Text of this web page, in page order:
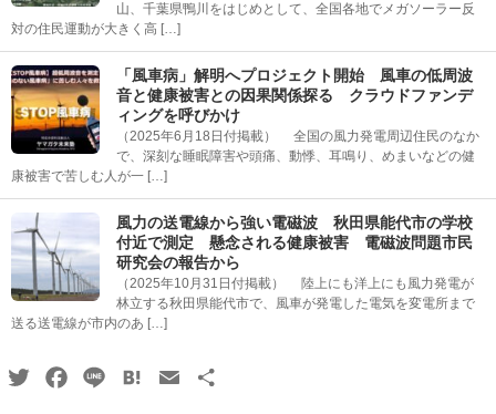
山、千葉県鴨川をはじめとして、全国各地でメガソーラー反
対の住民運動が大きく高 […]
「風車病」解明へプロジェクト開始 風車の低周波
音と健康被害との因果関係探る クラウドファンデ
ィングを呼びかけ
（2025年6月18日付掲載） 全国の風力発電周辺住民のなか
で、深刻な睡眠障害や頭痛、動悸、耳鳴り、めまいなどの健
康被害で苦しむ人が一 […]
風力の送電線から強い電磁波 秋田県能代市の学校
付近で測定 懸念される健康被害 電磁波問題市民
研究会の報告から
（2025年10月31日付掲載） 陸上にも洋上にも風力発電が
林立する秋田県能代市で、風車が発電した電気を変電所まで
送る送電線が市内のあ […]
TwitterFacebook
Line HatenaEmail